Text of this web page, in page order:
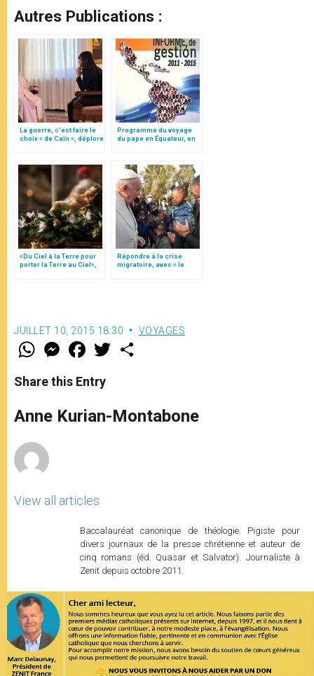
Autres Publications :
La guerre, c’est faire le
choix « de Caïn », déplore
Programme du voyage
du pape en Équateur, en
«Du Ciel à la Terre pour
porter la Terre au Ciel»,
Répondre à la crise
migratoire, avec « le
JUILLET 10, 2015 18:30 VOYAGES
W
t
s
p
p
M
e
s
e
g
e
F
a
e
b
o
k
w
r
Share this Entry
Anne Kurian-Montabone
View all articles
Baccalauréat canonique de théologie. Pigiste pour
divers journaux de la presse chrétienne et auteur de
cinq romans (éd. Quasar et Salvator). Journaliste à
Zenit depuis octobre 2011.